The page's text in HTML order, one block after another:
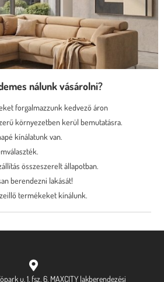
motoros állíthatóság
Megnézem
nálunk vásárolni?
forgalmazzunk kedvező áron
környezetben kerül bemutatásra.
kínálatunk van.
összeszerelt állapotban.
berendezni lakását!
termékeket kínálunk.
u. 1. fsz. 6. MAXCITY lakberendezési